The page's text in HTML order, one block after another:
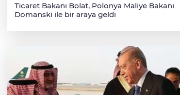
Ticaret Bakanı Bolat, Polonya Maliye Bakanı
Domanski ile bir araya geldi